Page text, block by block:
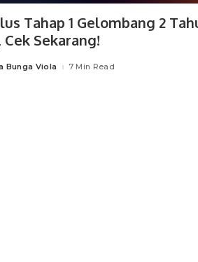
Tahap 1 Gelombang 2
Cek Sekarang!
Bunga Viola 7 Min Read